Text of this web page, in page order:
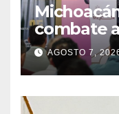
combate
zona
Caliente
AGOSTO 7,